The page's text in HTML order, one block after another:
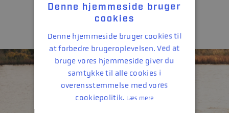
Se alle Linder styrepultbåde
Denne hjemmeside bruger
cookies
Denne hjemmeside bruger cookies til
at forbedre brugeroplevelsen. Ved at
bruge vores hjemmeside giver du
samtykke til alle cookies i
overensstemmelse med vores
cookiepolitik. Læs mere